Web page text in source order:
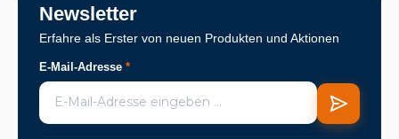
Newsletter
Erfahre als Erster von neuen Produkten und Aktionen
E-Mail-Adresse *